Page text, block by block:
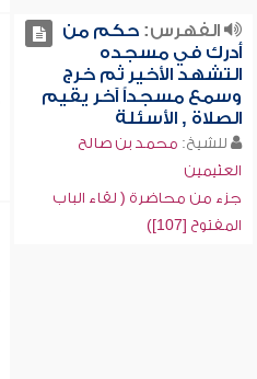
الفهرس:حكم من
أدرك في مسجده
التشهد الأخير ثم خرج
وسمع مسجداً آخر يقيم
الصلاة , الأسئلة
للشيخ: محمد بن صالح
العثيمين
جزء من محاضرة ( لقاء الباب
المفتوح [107])